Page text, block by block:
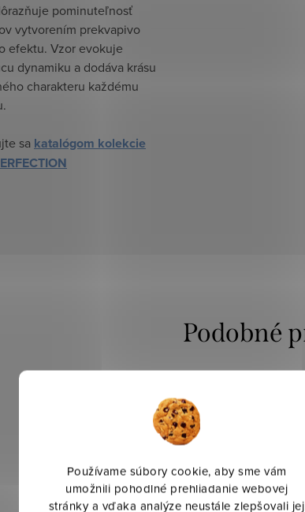
Používame súbory cookie, aby sme vám
umožnili pohodlné prehliadanie webovej
stránky a vďaka analýze neustále zlepšovali jej
pominuteľnosť
vytvorením prekvapivo
efektu. Vzor evokuje
dynamiku a dodáva krásu
charakteru každému
sa katalógom kolekcie